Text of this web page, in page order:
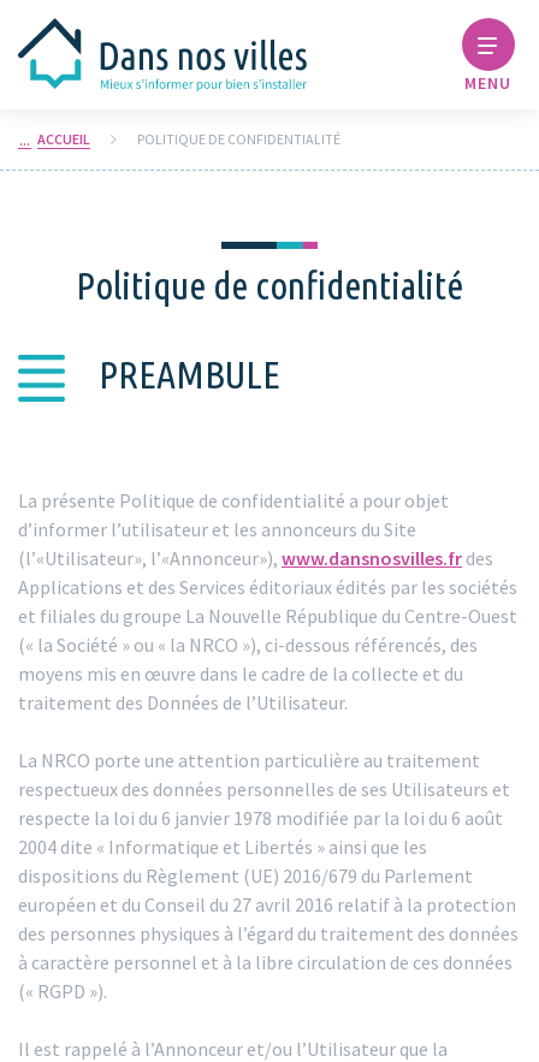
MENU
ACCUEIL POLITIQUE DE CONFIDENTIALITÉ
Politique de confidentialité
PREAMBULE
La présente Politique de confidentialité a pour objet
d’informer l’utilisateur et les annonceurs du Site
(l’«Utilisateur», l’«Annonceur»), www.dansnosvilles.fr des
Applications et des Services éditoriaux édités par les sociétés
et filiales du groupe La Nouvelle République du Centre-Ouest
(« la Société » ou « la NRCO »), ci-dessous référencés, des
moyens mis en œuvre dans le cadre de la collecte et du
traitement des Données de l’Utilisateur.
La NRCO porte une attention particulière au traitement
respectueux des données personnelles de ses Utilisateurs et
respecte la loi du 6 janvier 1978 modifiée par la loi du 6 août
2004 dite « Informatique et Libertés » ainsi que les
dispositions du Règlement (UE) 2016/679 du Parlement
européen et du Conseil du 27 avril 2016 relatif à la protection
des personnes physiques à l’égard du traitement des données
à caractère personnel et à la libre circulation de ces données
(« RGPD »).
Il est rappelé à l’Annonceur et/ou l’Utilisateur que la